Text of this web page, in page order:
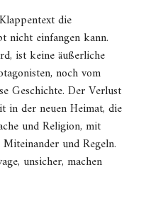
die
nicht einfangen kann.
ist keine äußerliche
noch vom
Geschichte. Der Verlust
in der neuen Heimat, die
und Religion, mit
und Regeln.
unsicher, machen